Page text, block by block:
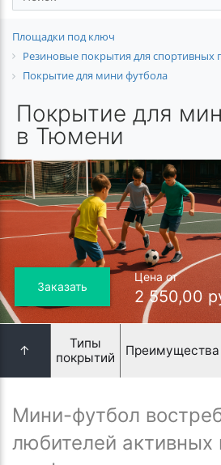
Площадки под ключ
Резиновые покрытия для спортивных
Покрытие для мини футбола
Покрытие для
в Тюмени
Заказать
Цена от
2 550,00
↑
Типы
покрытий
Преимущества
Мини-футбол
любителей активных